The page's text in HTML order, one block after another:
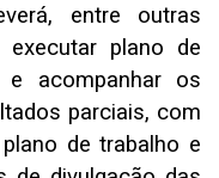
entre outras
executar plano de
acompanhar os
parciais, com
de trabalho e